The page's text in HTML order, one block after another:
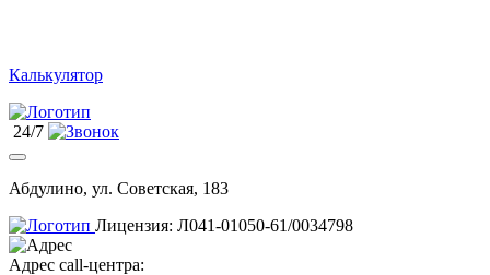
Калькулятор
24/7
Абдулино, ул. Советская, 183
Лицензия: Л041-01050-61/0034798
Адрес call-центра: